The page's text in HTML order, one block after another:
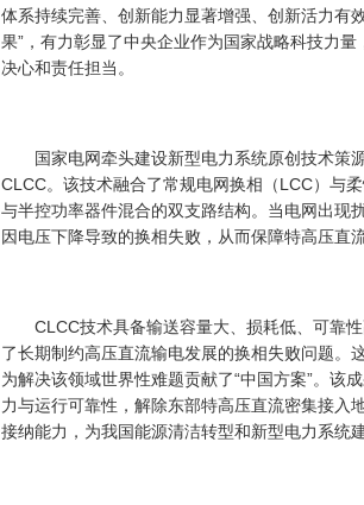
体系持续完善、创新能力显著增强、创新活力有
果”，有力彰显了中央企业作为国家战略科技力
决心和责任担当。
国家电网牵头建设新型电力系统原创技术策
CLCC。该技术融合了常规电网换相（LCC）与
与半控功率器件混合的双支路结构。当电网出现
因电压下降导致的换相失败，从而保障特高压直
CLCC技术具备输送容量大、损耗低、可靠性
了长期制约高压直流输电发展的换相失败问题。
为解决该领域世界性难题贡献了“中国方案”。该
力与运行可靠性，解除东部特高压直流密集接入
接纳能力，为我国能源清洁转型和新型电力系统